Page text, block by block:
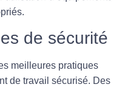
de sécurité
meilleures pratiques
de travail sécurisé. Des